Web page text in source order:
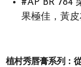
#AP BR 784
果極佳，黃皮
植村秀唇膏系列：